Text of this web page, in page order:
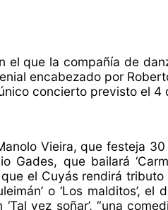
el que la compañía de
encabezado por
concierto previsto el 4
Vieira, que festeja
Gades, que bailará
el Cuyás rendirá
o ‘Los
‘Tal vez soñar’, “una